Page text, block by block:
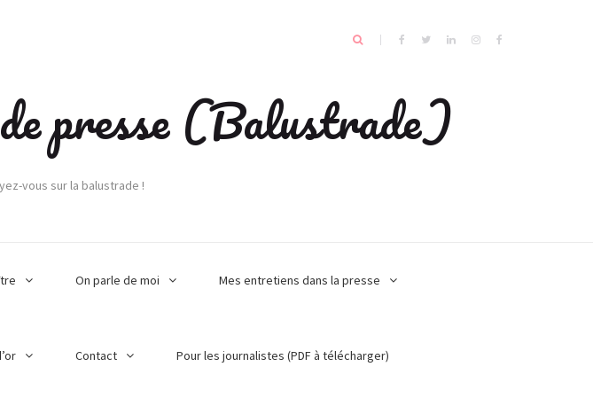
presse (Balustrade)
vous sur la balustrade !
On parle de moi Mes entretiens dans la presse
Contact Pour les journalistes (PDF à télécharger)